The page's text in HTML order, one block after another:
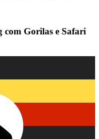
Gorilas e Safari